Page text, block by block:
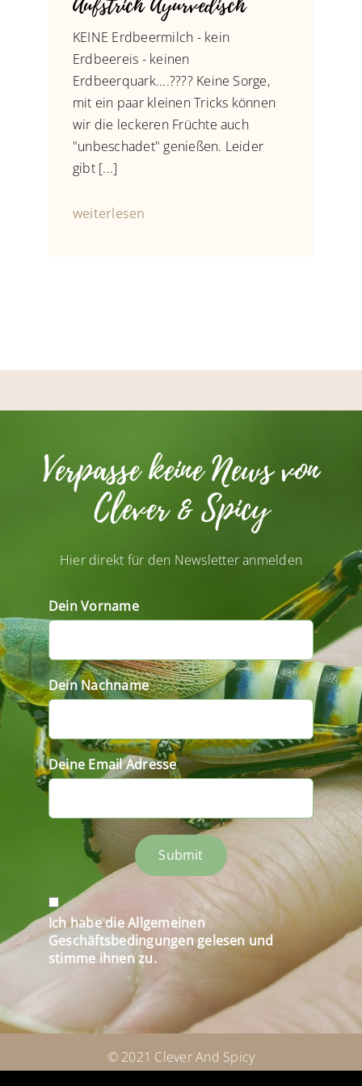
KEINE Erdbeermilch - kein
Erdbeereis - keinen
Erdbeerquark....???? Keine Sorge,
mit ein paar kleinen Tricks können
wir die leckeren Früchte auch
"unbeschadet" genießen. Leider
gibt [...]
weiterlesen
Verpasse keine News von
Clever & Spicy
Hier direkt für den Newsletter anmelden
Dein Vorname
Dein Nachname
Deine Email Adresse
Submit
Ich habe die Allgemeinen
Geschäftsbedingungen gelesen und
stimme ihnen zu.
© 2021 Clever And Spicy